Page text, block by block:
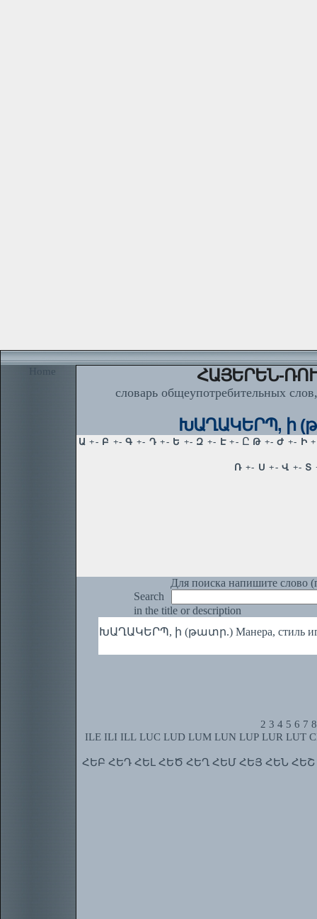
Home ՀԱՅԵՐԵՆ-
словарь общеупотребительных
ԽԱՂԱԿԵՐՊ, ի
Для поиска напишите слово
Search
in the title or description
ԽԱՂԱԿԵՐՊ, ի (թատր.) Манера, стиль
2 3 4 5 6 7 8
ILE ILI ILL LUC LUD LUM LUN LUP LUR LUT
ՀԵԲ ՀԵԴ ՀԵԼ ՀԵԾ ՀԵՂ ՀԵՄ ՀԵՅ ՀԵՆ ՀԵՇ